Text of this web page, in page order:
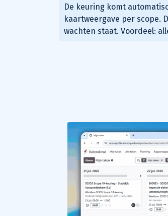
De keuring komt
kaartweergave per scope.
wachten staat. Voordeel: